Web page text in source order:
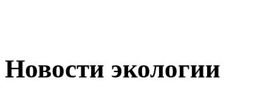
Новости экологии